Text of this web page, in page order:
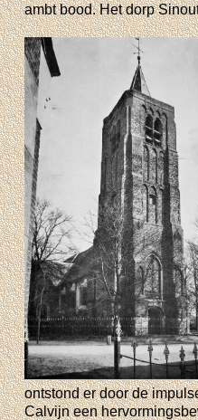
ambt bood. Het dorp
ontstond er door de
Calvijn een